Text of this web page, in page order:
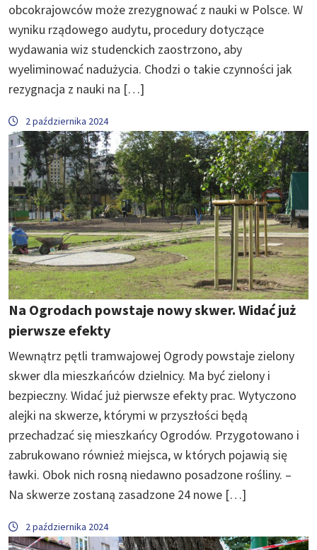
obcokrajowców może zrezygnować z nauki w Polsce. W
wyniku rządowego audytu, procedury dotyczące
wydawania wiz studenckich zaostrzono, aby
wyeliminować nadużycia. Chodzi o takie czynności jak
rezygnacja z nauki na […]
2 października 2024
Na Ogrodach powstaje nowy skwer. Widać już
pierwsze efekty
Wewnątrz pętli tramwajowej Ogrody powstaje zielony
skwer dla mieszkańców dzielnicy. Ma być zielony i
bezpieczny. Widać już pierwsze efekty prac. Wytyczono
alejki na skwerze, którymi w przyszłości będą
przechadzać się mieszkańcy Ogrodów. Przygotowano i
zabrukowano również miejsca, w których pojawią się
ławki. Obok nich rosną niedawno posadzone rośliny. –
Na skwerze zostaną zasadzone 24 nowe […]
2 października 2024